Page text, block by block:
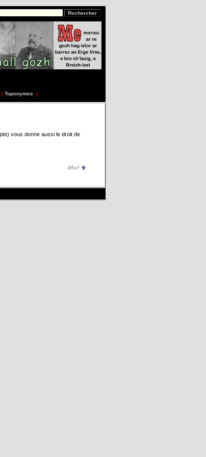
| Toponymes |
vous donne aussi le droit de